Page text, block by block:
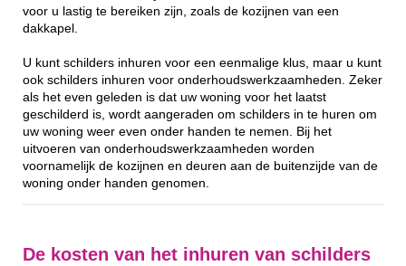
voor u lastig te bereiken zijn, zoals de kozijnen van een
dakkapel.
U kunt schilders inhuren voor een eenmalige klus, maar u kunt
ook schilders inhuren voor onderhoudswerkzaamheden. Zeker
als het even geleden is dat uw woning voor het laatst
geschilderd is, wordt aangeraden om schilders in te huren om
uw woning weer even onder handen te nemen. Bij het
uitvoeren van onderhoudswerkzaamheden worden
voornamelijk de kozijnen en deuren aan de buitenzijde van de
woning onder handen genomen.
De kosten van het inhuren van schilders